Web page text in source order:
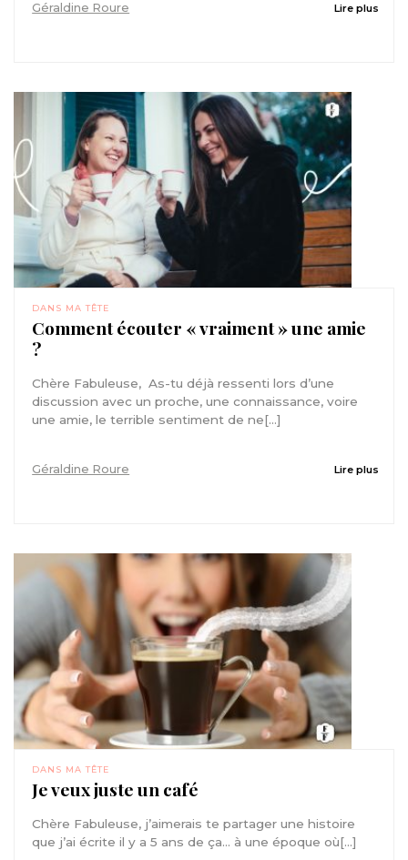
Géraldine Roure Lire plus
DANS MA TÊTE
Comment écouter « vraiment » une amie
?
Chère Fabuleuse, As-tu déjà ressenti lors d’une
discussion avec un proche, une connaissance, voire
une amie, le terrible sentiment de ne[...]
Géraldine Roure Lire plus
DANS MA TÊTE
Je veux juste un café
Chère Fabuleuse, j’aimerais te partager une histoire
que j’ai écrite il y a 5 ans de ça… à une époque où[...]